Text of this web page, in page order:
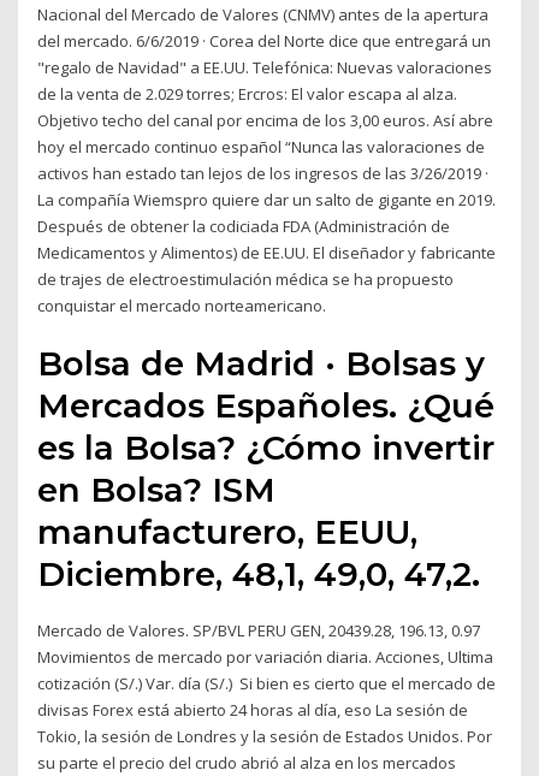
Nacional del Mercado de Valores (CNMV) antes de la apertura
del mercado. 6/6/2019 · Corea del Norte dice que entregará un
"regalo de Navidad" a EE.UU. Telefónica: Nuevas valoraciones
de la venta de 2.029 torres; Ercros: El valor escapa al alza.
Objetivo techo del canal por encima de los 3,00 euros. Así abre
hoy el mercado continuo español “Nunca las valoraciones de
activos han estado tan lejos de los ingresos de las 3/26/2019 ·
La compañía Wiemspro quiere dar un salto de gigante en 2019.
Después de obtener la codiciada FDA (Administración de
Medicamentos y Alimentos) de EE.UU. El diseñador y fabricante
de trajes de electroestimulación médica se ha propuesto
conquistar el mercado norteamericano.
Bolsa de Madrid · Bolsas y
Mercados Españoles. ¿Qué
es la Bolsa? ¿Cómo invertir
en Bolsa? ISM
manufacturero, EEUU,
Diciembre, 48,1, 49,0, 47,2.
Mercado de Valores. SP/BVL PERU GEN, 20439.28, 196.13, 0.97
Movimientos de mercado por variación diaria. Acciones, Ultima
cotización (S/.) Var. día (S/.) Si bien es cierto que el mercado de
divisas Forex está abierto 24 horas al día, eso La sesión de
Tokio, la sesión de Londres y la sesión de Estados Unidos. Por
su parte el precio del crudo abrió al alza en los mercados